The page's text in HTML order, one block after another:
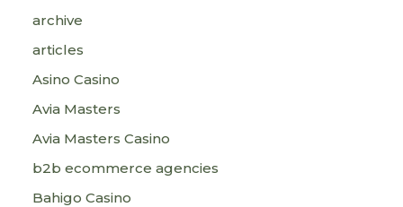
archive
articles
Asino Casino
Avia Masters
Avia Masters Casino
b2b ecommerce agencies
Bahigo Casino